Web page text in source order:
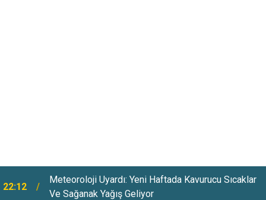
22:12
Meteoroloji Uyardı: Yeni Haftada Kavurucu Sıcaklar
Ve Sağanak Yağış Geliyor